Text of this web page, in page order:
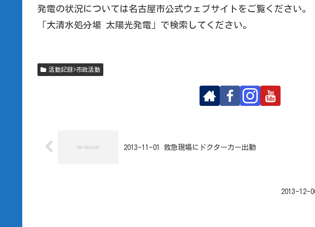
発電の状況については名古屋市公式ウェブサイトをご覧ください。
「大清水処分場 太陽光発電」で検索してください。
活動記録>市政活動
2013-11-01 救急現場にドクターカー出動
2013-12-